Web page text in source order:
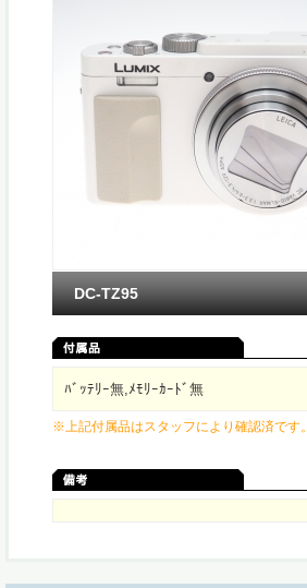
DC-TZ95
ﾊﾞｯﾃﾘｰ無,ﾒﾓﾘｰｶｰﾄﾞ無
※上記付属品はスタッフにより確認済です。